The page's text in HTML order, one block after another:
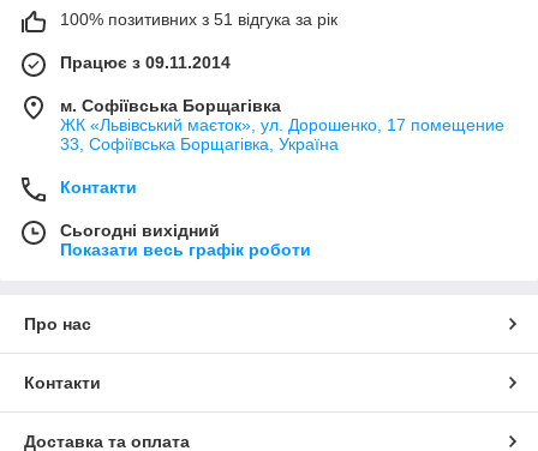
100% позитивних з 51 відгука за рік
Працює з 09.11.2014
м. Софіївська Борщагівка
ЖК «Львівський маєток», ул. Дорошенко, 17 помещение
33, Софіївська Борщагівка, Україна
Контакти
Сьогодні вихідний
Показати весь графік роботи
Про нас
Контакти
Доставка та оплата